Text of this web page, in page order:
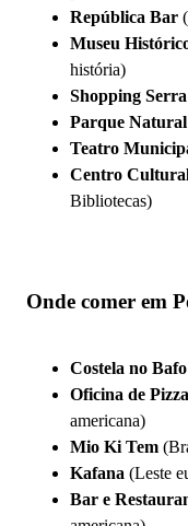
República Bar
Museu
história)
Shopping
Parque
Teatro
Centro
Bibliotecas)
Onde comer em
Costela no Bafo
Oficina de
americana)
Mio Ki Tem
Kafana (Leste
Bar e